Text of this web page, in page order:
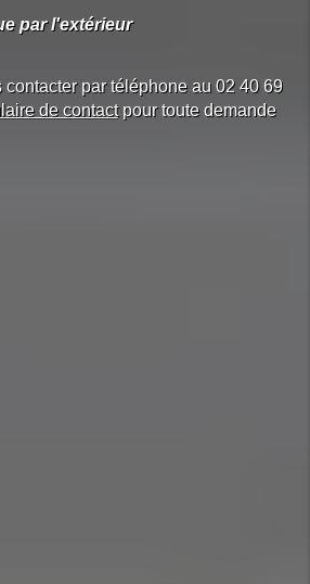
par l'extérieur
contacter par téléphone au 02 40 69
de contactpour toute demande